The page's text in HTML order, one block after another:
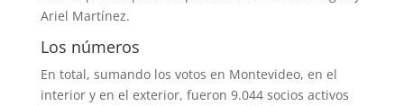
Ariel Martínez.
Los números
En total, sumando los votos en Montevideo, en el
interior y en el exterior, fueron 9.044 socios activos